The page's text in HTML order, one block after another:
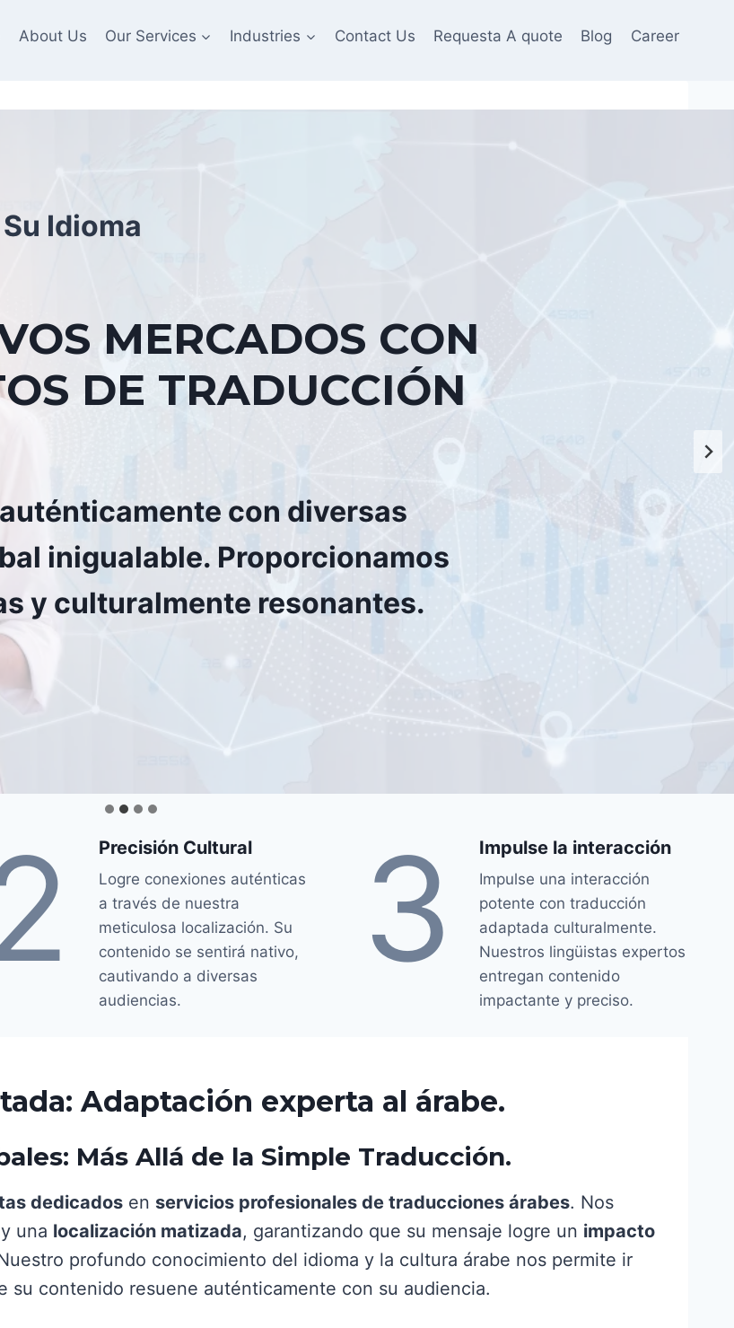
About Us Our Services Industries Contact Us Requesta A quote Blog Career
Idioma
MERCADOS CON
DE TRADUCCIÓN
con diversas
inigualable. Proporcionamos
y culturalmente resonantes.
Precisión Cultural
Logre conexiones auténticas
a través de nuestra
meticulosa localización. Su
contenido se sentirá nativo,
cautivando a diversas
audiencias.
3 Impulse la interacción
Impulse una interacción
potente con traducción
adaptada culturalmente.
Nuestros lingüistas expertos
entregan contenido
impactante y preciso.
Adaptación experta al árabe.
Más Allá de la Simple Traducción.
dedicados en servicios profesionales de traducciones árabes. Nos
y una localización matizada, garantizando que su mensaje logre un impacto
profundo conocimiento del idioma y la cultura árabe nos permite ir
su contenido resuene auténticamente con su audiencia.